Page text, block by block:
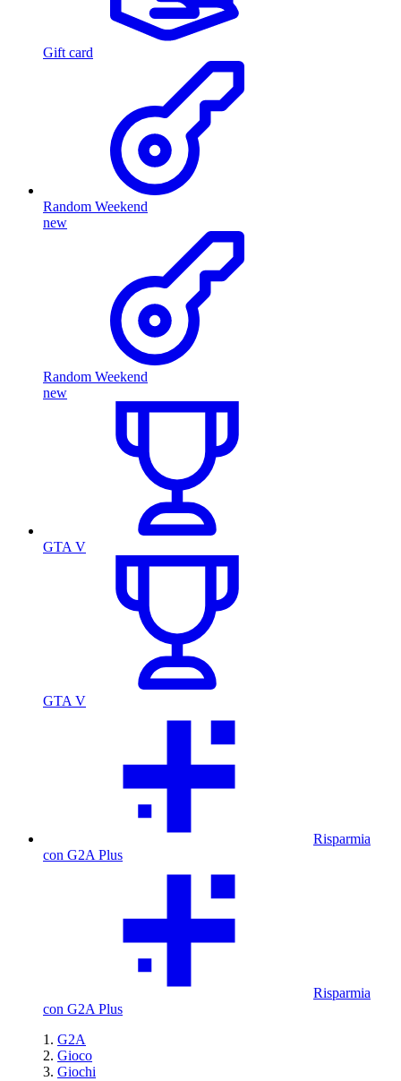
Gift card
Random Weekend
new
Random Weekend
new
GTA V
GTA V
Risparmia
con G2A Plus
Risparmia
con G2A Plus
G2A
Gioco
Giochi